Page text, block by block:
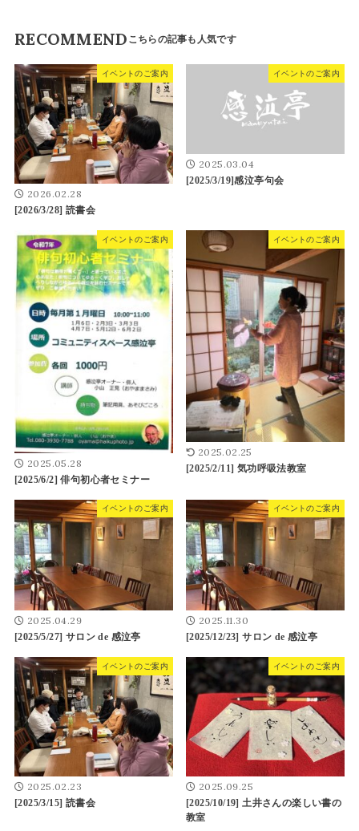
RECOMMEND
イベントのご案内
2026.02.28
[2026/3/28] 読書会
イベントのご案内
2025.03.04
[2025/3/19]感泣亭句会
イベントのご案内
2025.05.28
[2025/6/2] 俳句初心者セミナー
イベントのご案内
2025.02.25
[2025/2/11] 気功呼吸法教室
イベントのご案内
2025.04.29
[2025/5/27] サロン de 感泣亭
イベントのご案内
2025.11.30
[2025/12/23] サロン de 感泣亭
イベントのご案内
2025.02.23
[2025/3/15] 読書会
イベントのご案内
2025.09.25
[2025/10/19] 土井さんの楽しい書の
教室